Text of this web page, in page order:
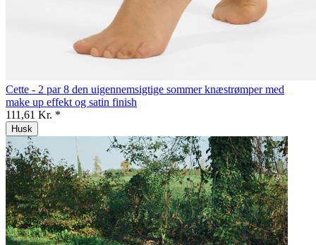
Cette - 2 par 8 den uigennemsigtige sommer knæstrømper med
make up effekt og satin finish
111,61 Kr. *
Husk